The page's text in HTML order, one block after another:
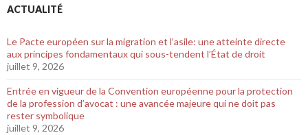
ACTUALITÉ
Le Pacte européen sur la migration et l’asile: une atteinte directe
aux principes fondamentaux qui sous-tendent l’État de droit
juillet 9, 2026
Entrée en vigueur de la Convention européenne pour la protection
de la profession d’avocat : une avancée majeure qui ne doit pas
rester symbolique
juillet 9, 2026